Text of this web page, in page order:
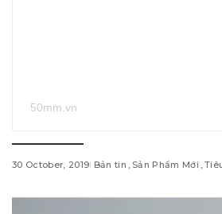
50mm.vn
30 October, 2019 Bản tin Sản Phẩm Mới